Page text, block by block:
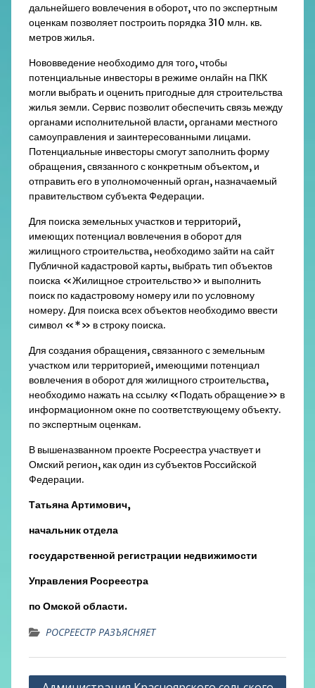
дальнейшего вовлечения в оборот, что по экспертным
оценкам позволяет построить порядка 310 млн. кв.
метров жилья.
Нововведение необходимо для того, чтобы
потенциальные инвесторы в режиме онлайн на ПКК
могли выбрать и оценить пригодные для строительства
жилья земли. Сервис позволит обеспечить связь между
органами исполнительной власти, органами местного
самоуправления и заинтересованными лицами.
Потенциальные инвесторы смогут заполнить форму
обращения, связанного с конкретным объектом, и
отправить его в уполномоченный орган, назначаемый
правительством субъекта Федерации.
Для поиска земельных участков и территорий,
имеющих потенциал вовлечения в оборот для
жилищного строительства, необходимо зайти на сайт
Публичной кадастровой карты, выбрать тип объектов
поиска «Жилищное строительство» и выполнить
поиск по кадастровому номеру или по условному
номеру. Для поиска всех объектов необходимо ввести
символ «*» в строку поиска.
Для создания обращения, связанного с земельным
участком или территорией, имеющими потенциал
вовлечения в оборот для жилищного строительства,
необходимо нажать на ссылку «Подать обращение» в
информационном окне по соответствующему объекту.
по экспертным оценкам.
В вышеназванном проекте Росреестра участвует и
Омский регион, как один из субъектов Российской
Федерации.
Татьяна Артимович,
начальник отдела
государственной регистрации недвижимости
Управления Росреестра
по Омской области.
РОСРЕЕСТР РАЗЪЯСНЯЕТ
Навигация